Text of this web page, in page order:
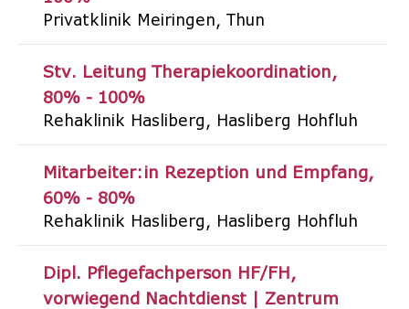
Privatklinik Meiringen Thun
Stv. Leitung Therapiekoordination
80% - 100%
Rehaklinik Hasliberg Hasliberg Hohfluh
Mitarbeiter:in Rezeption und Empfang
60% - 80%
Rehaklinik Hasliberg Hasliberg Hohfluh
Dipl. Pflegefachperson HF/FH,
vorwiegend Nachtdienst | Zentrum